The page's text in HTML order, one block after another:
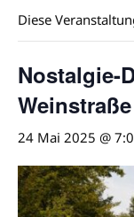
Diese
Nostalgie-
24 Mai 2025 @